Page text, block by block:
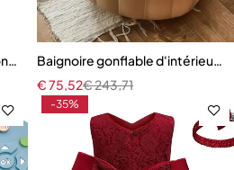
pour Enfant
Baignoire gonflable d'intérieur
€243,71
€75,52
-35%